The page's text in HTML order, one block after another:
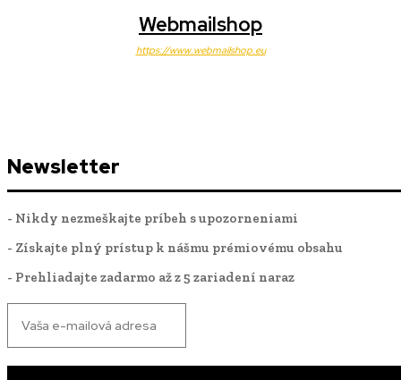
Webmailshop
https://www.webmailshop.eu
Newsletter
- Nikdy nezmeškajte príbeh s upozorneniami
- Získajte plný prístup k nášmu prémiovému obsahu
- Prehliadajte zadarmo až z 5 zariadení naraz